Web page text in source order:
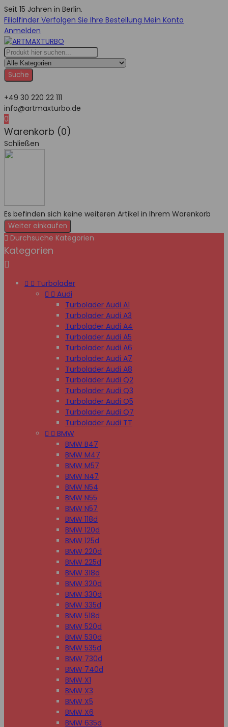
Seit 15 Jahren in Berlin.
Filialfinder Verfolgen Sie Ihre Bestellung Mein Konto
Anmelden
Suche
+49 30 220 22 111
info@artmaxturbo.de
0
Warenkorb (0)
Schließen
Es befinden sich keine weiteren Artikel in Ihrem Warenkorb
Weiter einkaufen
 Durchsuche Kategorien
Kategorien

  Turbolader
  Audi
Turbolader Audi A1
Turbolader Audi A3
Turbolader Audi A4
Turbolader Audi A5
Turbolader Audi A6
Turbolader Audi A7
Turbolader Audi A8
Turbolader Audi Q2
Turbolader Audi Q3
Turbolader Audi Q5
Turbolader Audi Q7
Turbolader Audi TT
  BMW
BMW B47
BMW M47
BMW M57
BMW N47
BMW N54
BMW N55
BMW N57
BMW 118d
BMW 120d
BMW 125d
BMW 220d
BMW 225d
BMW 318d
BMW 320d
BMW 330d
BMW 335d
BMW 518d
BMW 520d
BMW 530d
BMW 535d
BMW 730d
BMW 740d
BMW X1
BMW X3
BMW X5
BMW X6
BMW 635d